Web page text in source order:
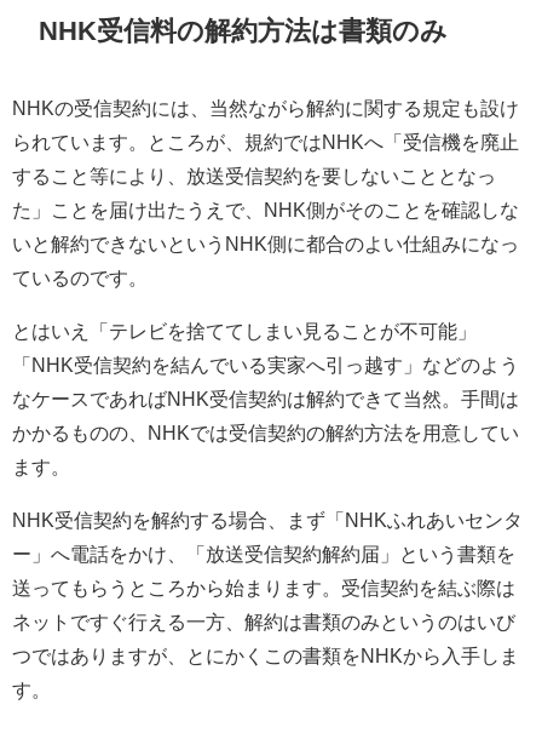
NHK受信料の解約方法は書類のみ
NHKの受信契約には、当然ながら解約に関する規定も設け
られています。ところが、規約ではNHKへ「受信機を廃止
すること等により、放送受信契約を要しないこととなっ
た」ことを届け出たうえで、NHK側がそのことを確認しな
いと解約できないというNHK側に都合のよい仕組みになっ
ているのです。
とはいえ「テレビを捨ててしまい見ることが不可能」
「NHK受信契約を結んでいる実家へ引っ越す」などのよう
なケースであればNHK受信契約は解約できて当然。手間は
かかるものの、NHKでは受信契約の解約方法を用意してい
ます。
NHK受信契約を解約する場合、まず「NHKふれあいセンタ
ー」へ電話をかけ、「放送受信契約解約届」という書類を
送ってもらうところから始まります。受信契約を結ぶ際は
ネットですぐ行える一方、解約は書類のみというのはいび
つではありますが、とにかくこの書類をNHKから入手しま
す。